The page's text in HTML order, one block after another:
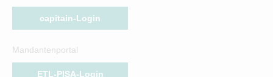
capitain-Login
Mandantenportal
ETL-PISA-Login